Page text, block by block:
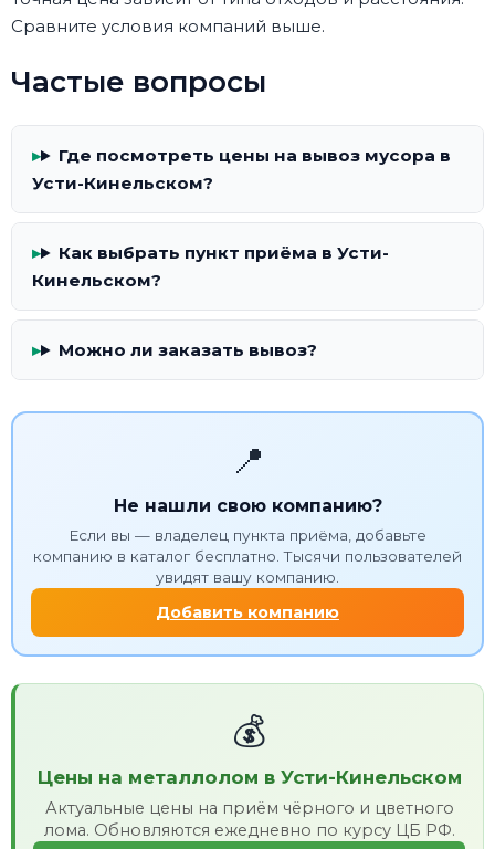
Сравните условия компаний выше.
Частые вопросы
Где посмотреть цены на вывоз мусора в
Усти-Кинельском?
Как выбрать пункт приёма в Усти-
Кинельском?
Можно ли заказать вывоз?
📍
Не нашли свою компанию?
Если вы — владелец пункта приёма, добавьте
компанию в каталог бесплатно. Тысячи пользователей
увидят вашу компанию.
Добавить компанию
💰
Цены на металлолом в Усти-Кинельском
Актуальные цены на приём чёрного и цветного
лома. Обновляются ежедневно по курсу ЦБ РФ.